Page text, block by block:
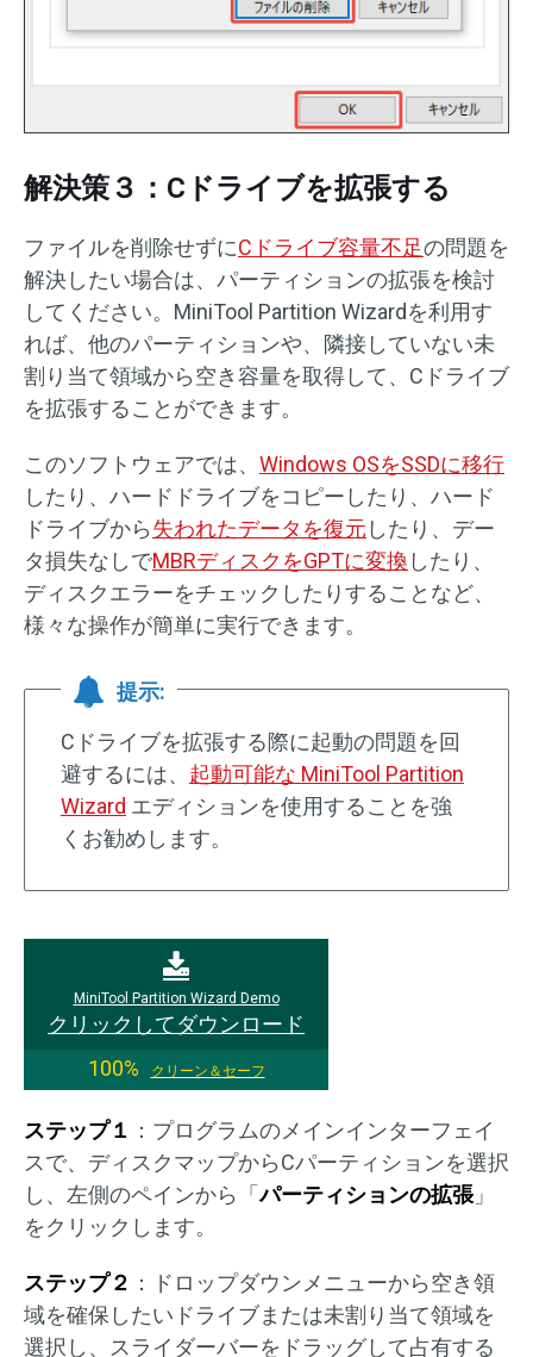
解決策３：Cドライブを拡張する
ファイルを削除せずにCドライブ容量不足の問題を
解決したい場合は、パーティションの拡張を検討
してください。MiniTool Partition Wizardを利用す
れば、他のパーティションや、隣接していない未
割り当て領域から空き容量を取得して、Cドライブ
を拡張することができます。
このソフトウェアでは、 Windows OSをSSDに移行
したり、ハードドライブをコピーしたり、ハード
ドライブから失われたデータを復元 したり、デー
タ損失なしでMBRディスクをGPTに変換 したり、
ディスクエラーをチェックしたりすることなど、
様々な操作が簡単に実行できます。
提示:
Cドライブを拡張する際に起動の問題を回
避するには、 起動可能な MiniTool Partition
Wizard エディションを使用することを強
くお勧めします。
MiniTool Partition Wizard Demo
クリックしてダウンロード
100%
クリーン＆セーフ
ステップ１ ：プログラムのメインインターフェイ
スで、ディスクマップからCパーティションを選択
し、左側のペインから「パーティションの拡張」
をクリックします。
ステップ２ ：ドロップダウンメニューから空き領
域を確保したいドライブまたは未割り当て領域を
選択し、スライダーバーをドラッグして占有する